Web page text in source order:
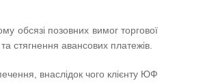
обсязі позовних вимог торгової
стягнення авансових платежів.
внаслідок чого клієнту ЮФ